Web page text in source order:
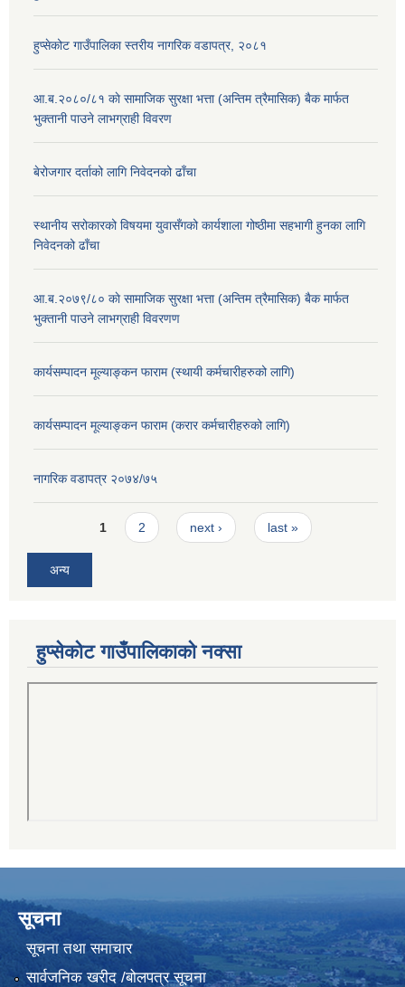
हुप्सेकोट गाउँपालिका स्तरीय नागरिक वडापत्र, २०८१
आ.ब.२०८०/८१ काे सामाजिक सुरक्षा भत्ता (अन्तिम त्रैमासिक) बैक मार्फत
भुक्तानी पाउने लाभग्राही विवरण
बेरोजगार दर्ताको लागि निवेदनको ढाँचा
स्थानीय सरोकारको विषयमा युवासँगको कार्यशाला गोष्ठीमा सहभागी हुनका लागि
निवेदनको ढाँचा
आ.ब.२०७९/८० काे सामाजिक सुरक्षा भत्ता (अन्तिम त्रैमासिक) बैक मार्फत
भुक्तानी पाउने लाभग्राही विवरणण
कार्यसम्पादन मूल्याङ्कन फाराम (स्थायी कर्मचारीहरुको लागि)
कार्यसम्पादन मूल्याङ्कन फाराम (करार कर्मचारीहरुको लागि)
नागरिक वडापत्र २०७४/७५
Pages1 2 next › last »
अन्य
हुप्सेकोट गाउँपालिकाको नक्सा
सूचना
सूचना तथा समाचार
सार्वजनिक खरीद /बोलपत्र सूचना